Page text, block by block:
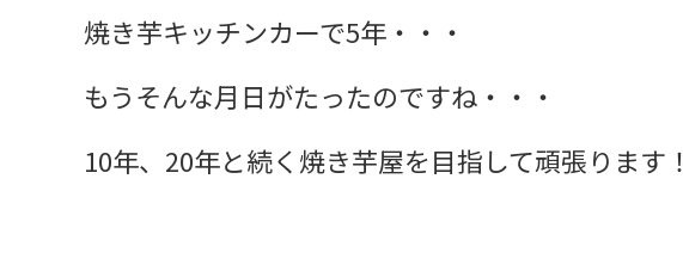
焼き芋キッチンカーで5年・・・
もうそんな月日がたったのですね・・・
10年、20年と続く焼き芋屋を目指して頑張ります！